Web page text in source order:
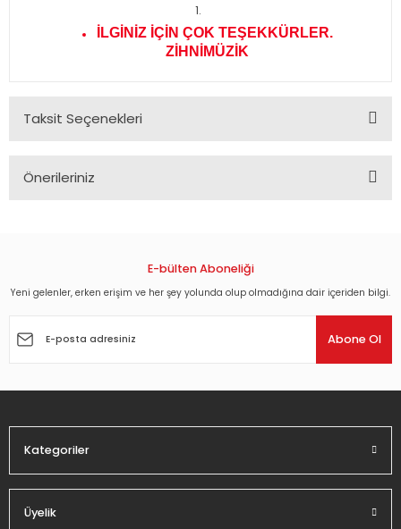
İLGİNİZ İÇİN ÇOK TEŞEKKÜRLER.
ZİHNİMÜZİK
Taksit Seçenekleri
Önerileriniz
Görüş ve önerileriniz için teşekkür ederiz.
Ürün açıklamasında eksik bilgiler bulunuyor.
Ürün fiyatı diğer sitelerden daha pahalı.
E-bülten Aboneliği
Yeni gelenler, erken erişim ve her şey yolunda olup olmadığına dair içeriden bilgi.
Abone Ol
Kategoriler
Üyelik